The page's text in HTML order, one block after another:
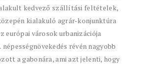
kedvező szállítási feltételek,
kialakuló agrár-konjunktúra
európai városok urbanizációja
révén nagyobb
a gabonára, ami azt jelenti, hogy